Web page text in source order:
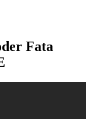
Fata